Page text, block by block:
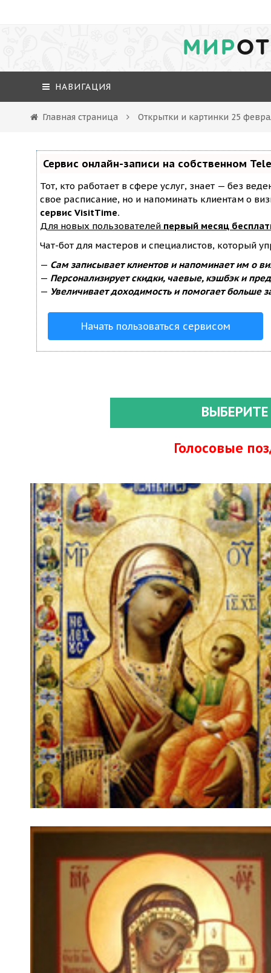
МИР
НАВИГАЦИЯ
Главная страница Открытки и картинки 25
Сервис онлайн-записи на собственном
Тот, кто работает в сфере услуг, знает — без
свое расписание, но и напоминать клиентам о
сервис VisitTime.
Для новых пользователей первый месяц
Чат-бот для мастеров и специалистов, который
— Сам записывает клиентов и напоминает им о
— Персонализирует скидки, чаевые, кэшбэк и
— Увеличивает доходимость и помогает больше
Начать пользоваться сервисом
Голосовые